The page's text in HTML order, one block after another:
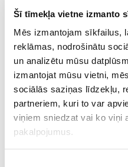
Šī tīmekļa vietne izmanto
Mēs izmantojam sīkfailus,
reklāmas, nodrošinātu
un analizētu mūsu
izmantojat mūsu vietni,
sociālās saziņas līdzekļu,
partneriem, kuri to var
viņiem sniedzat vai ko viņi
pakalpojumus.
Canyon
Cisco
Cooler Master
D
DeepCool